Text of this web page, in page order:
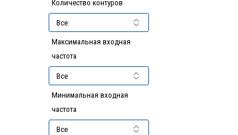
Количество контуров
Максимальная входная
частота
Минимальная входная
частота